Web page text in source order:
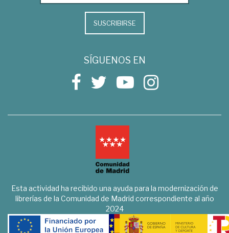
SUSCRIBIRSE
SÍGUENOS EN
Esta actividad ha recibido una ayuda para la modernización de
librerías de la Comunidad de Madrid correspondiente al año
2024